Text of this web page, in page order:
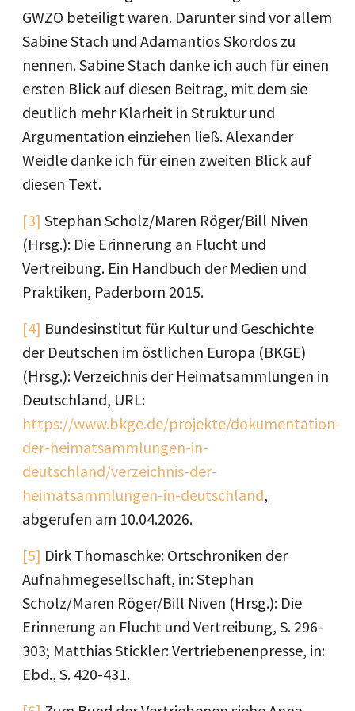
GWZO beteiligt waren. Darunter sind vor allem
Sabine Stach und Adamantios Skordos zu
nennen. Sabine Stach danke ich auch für einen
ersten Blick auf diesen Beitrag, mit dem sie
deutlich mehr Klarheit in Struktur und
Argumentation einziehen ließ. Alexander
Weidle danke ich für einen zweiten Blick auf
diesen Text.
[3] Stephan Scholz/Maren Röger/Bill Niven
(Hrsg.): Die Erinnerung an Flucht und
Vertreibung. Ein Handbuch der Medien und
Praktiken, Paderborn 2015.
[4] Bundesinstitut für Kultur und Geschichte
der Deutschen im östlichen Europa (BKGE)
(Hrsg.): Verzeichnis der Heimatsammlungen in
Deutschland, URL:
https://www.bkge.de/projekte/dokumentation-
der-heimatsammlungen-in-
deutschland/verzeichnis-der-
heimatsammlungen-in-deutschland,
abgerufen am 10.04.2026.
[5] Dirk Thomaschke: Ortschroniken der
Aufnahmegesellschaft, in: Stephan
Scholz/Maren Röger/Bill Niven (Hrsg.): Die
Erinnerung an Flucht und Vertreibung, S. 296-
303; Matthias Stickler: Vertriebenenpresse, in:
Ebd., S. 420-431.